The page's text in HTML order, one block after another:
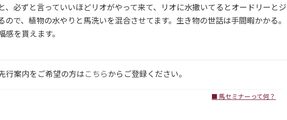
、必ずと言っていいほどリオがやって来て、リオに水撒いてるとオードリーとジ
ので、植物の水やりと馬洗いを混合させてます。生き物の世話は手間暇かかる。
感を貰えます。
行案内をご希望の方は こちらからご登録ください。
■ 馬セミナーって何？